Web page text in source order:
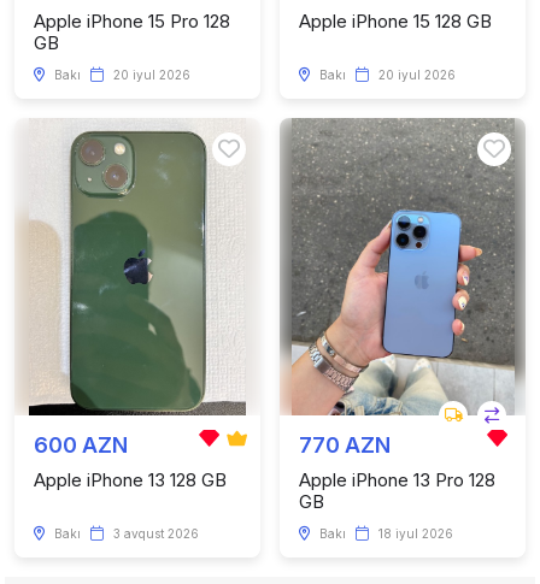
Apple iPhone 15 Pro 128
GB
Bakı 20 iyul 2026
Apple iPhone 15 128 GB
Bakı 20 iyul 2026
600 AZN
Apple iPhone 13 128 GB
Bakı 3 avqust 2026
770 AZN
Apple iPhone 13 Pro 128
GB
Bakı 18 iyul 2026